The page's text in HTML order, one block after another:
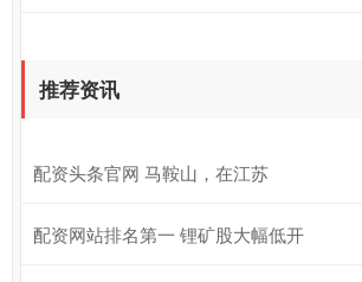
推荐资讯
配资头条官网 马鞍山，在江苏
配资网站排名第一 锂矿股大幅低开